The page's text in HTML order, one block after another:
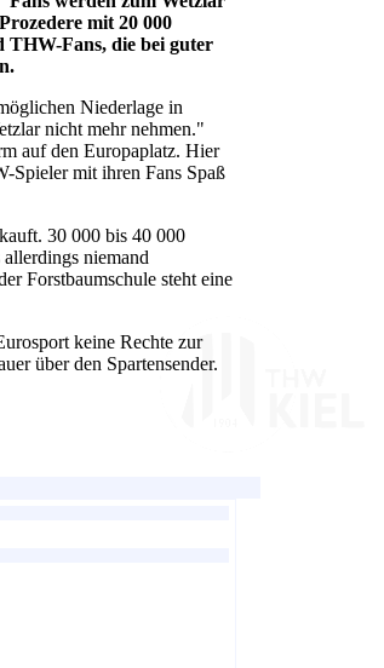
mit 20 000
THW-Fans, die bei guter
Niederlage in
nicht mehr nehmen."
auf den Europaplatz. Hier
Spieler mit ihren Fans Spaß
30 000 bis 40 000
niemand
Forstbaumschule steht eine
keine Rechte zur
über den Spartensender.